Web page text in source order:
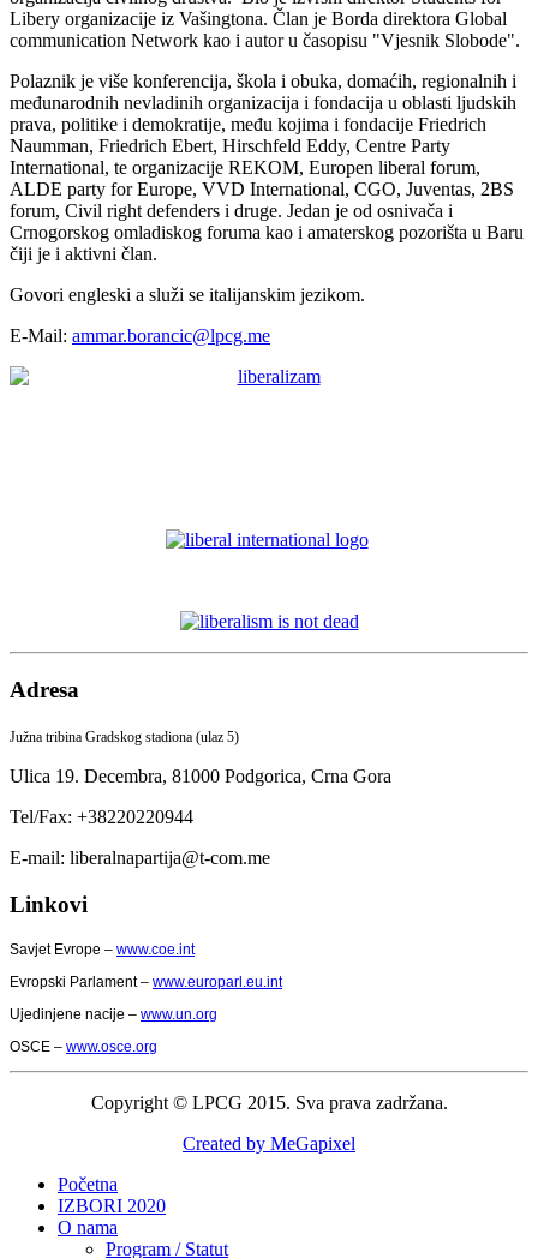
Libery organizacije iz Vašingtona. Član je Borda direktora Global
communication Network kao i autor u časopisu "Vjesnik Slobode".
Polaznik je više konferencija, škola i obuka, domaćih, regionalnih i
međunarodnih nevladinih organizacija i fondacija u oblasti ljudskih
prava, politike i demokratije, među kojima i fondacije Friedrich
Naumman, Friedrich Ebert, Hirschfeld Eddy, Centre Party
International, te organizacije REKOM, Europen liberal forum,
ALDE party for Europe, VVD International, CGO, Juventas, 2BS
forum, Civil right defenders i druge. Jedan je od osnivača i
Crnogorskog omladiskog foruma kao i amaterskog pozorišta u Baru
čiji je i aktivni član.
Govori engleski a služi se italijanskim jezikom.
E-Mail: ammar.borancic@lpcg.me
Adresa
Južna tribina Gradskog stadiona (ulaz 5)
Ulica 19. Decembra, 81000 Podgorica, Crna Gora
Tel/Fax: +38220220944
E-mail: liberalnapartija@t-com.me
Linkovi
Savjet Evrope – www.coe.int
Evropski Parlament – www.europarl.eu.int
Ujedinjene nacije – www.un.org
OSCE – www.osce.org
Copyright © LPCG 2015. Sva prava zadržana.
Created by MeGapixel
Početna
IZBORI 2020
O nama
Program / Statut